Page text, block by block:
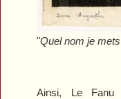
"Quel nom je
Ainsi, Le Fanu